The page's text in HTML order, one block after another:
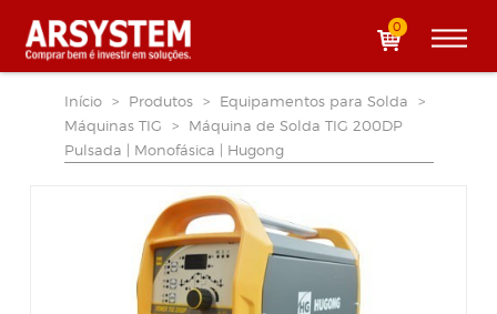
0
Início > Produtos > Equipamentos para Solda
>
Máquinas TIG
>
Máquina de Solda TIG 200DP
Pulsada | Monofásica | Hugong